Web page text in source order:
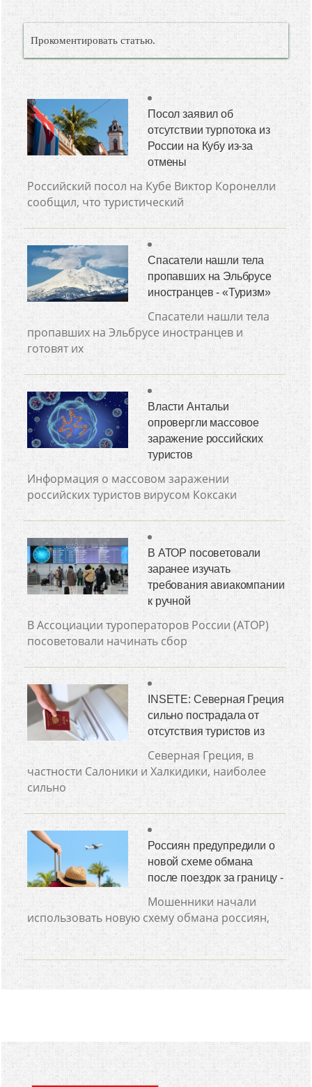
Прокоментировать статью.
Посол заявил об
отсутствии турпотока из
России на Кубу из-за
отмены
Российский посол на Кубе Виктор Коронелли
сообщил, что туристический
Спасатели нашли тела
пропавших на Эльбрусе
иностранцев - «Туризм»
Спасатели нашли тела
пропавших на Эльбрусе иностранцев и
готовят их
Власти Антальи
опровергли массовое
заражение российских
туристов
Информация о массовом заражении
российских туристов вирусом Коксаки
В АТОР посоветовали
заранее изучать
требования авиакомпании
к ручной
В Ассоциации туроператоров России (АТОР)
посоветовали начинать сбор
INSETE: Северная Греция
сильно пострадала от
отсутствия туристов из
Северная Греция, в
частности Салоники и Халкидики, наиболее
сильно
Россиян предупредили о
новой схеме обмана
после поездок за границу -
Мошенники начали
использовать новую схему обмана россиян,